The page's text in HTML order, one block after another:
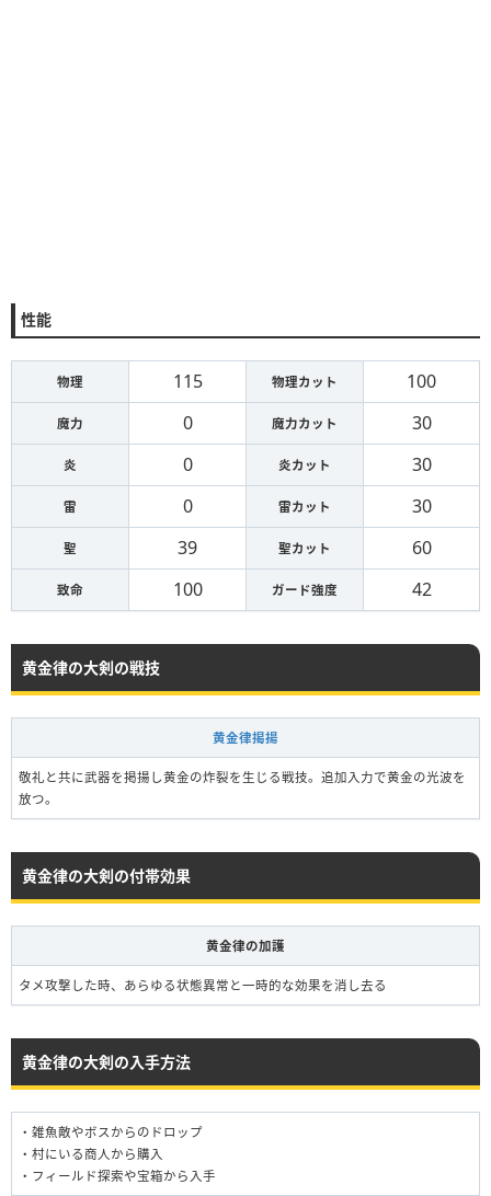
性能
物理 115 物理カット 100
魔力 0 魔力カット 30
炎 0 炎カット 30
雷 0 雷カット 30
聖 39 聖カット 60
致命 100 ガード強度 42
黄金律の大剣の戦技
黄金律揭揚
敬礼と共に武器を掲揚し黄金の炸裂を生じる戦技。追加入力で黄金の光波を
放つ。
黄金律の大剣の付帯効果
黄金律の加護
タメ攻撃した時、あらゆる状態異常と一時的な効果を消し去る
黄金律の大剣の入手方法
・雑魚敵やボスからのドロップ
・村にいる商人から購入
・フィールド探索や宝箱から入手